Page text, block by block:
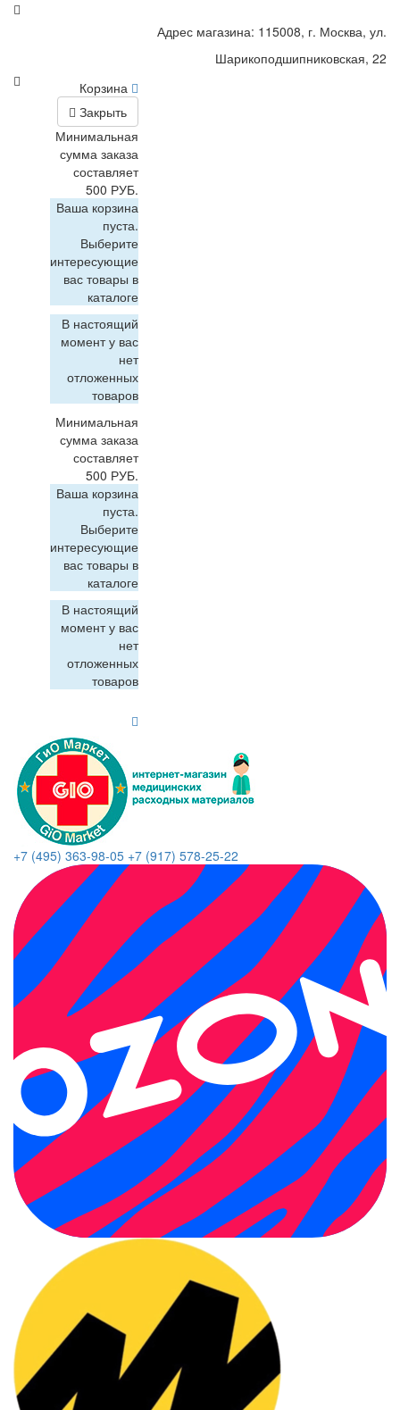
Адрес магазина: 115008, г. Москва, ул.
Шарикоподшипниковская, 22
Корзина
Закрыть
Минимальная
сумма заказа
составляет
500 РУБ.
Ваша корзина
пуста.
Выберите
интересующие
вас товары в
каталоге
В настоящий
момент у вас
нет
отложенных
товаров
Минимальная
сумма заказа
составляет
500 РУБ.
Ваша корзина
пуста.
Выберите
интересующие
вас товары в
каталоге
В настоящий
момент у вас
нет
отложенных
товаров
+7 (495) 363-98-05 +7 (917) 578-25-22